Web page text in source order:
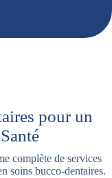
pour un
complète de services
soins bucco-dentaires.